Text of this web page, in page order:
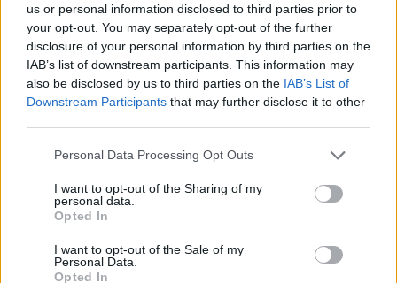
us or personal information disclosed to third parties prior to
your opt-out. You may separately opt-out of the further
disclosure of your personal information by third parties on the
IAB’s list of downstream participants. This information may
also be disclosed by us to third parties on the IAB’s List of
Downstream Participants that may further disclose it to other
Personal Data Processing Opt Outs
I want to opt-out of the Sharing of my
personal data.
Opted In
I want to opt-out of the Sale of my
Personal Data.
Opted In
Η Λέσβος δεν χρειάζεται να αντιγράψει πρότυπα
δική της ταυτότητα και τα δικά της συγκριτικά
πλεονεκτήματα. Να επενδύσει στην ποιότητα αντί
στην ποσότητα, στη συνεργασία αντί στον
εξάρτηση. Να δώσει χώρο σε νέες πρωτοβουλίες, σε
κοινωνικές επιχειρήσεις, σε παραγωγικά δίκτυα